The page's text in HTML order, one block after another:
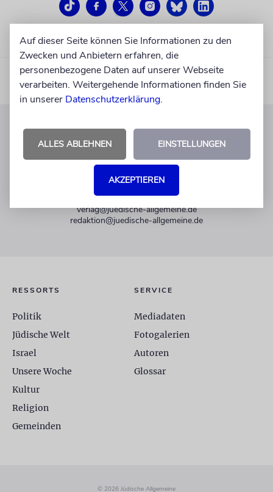
KUNDENSERVICE
+49 30 275833 0
Mo-Do 9-17 Uhr
verlag@juedische-allgemeine.de
redaktion@juedische-allgemeine.de
RESSORTS
Politik
Jüdische Welt
Israel
Unsere Woche
Kultur
Religion
Gemeinden
SERVICE
Mediadaten
Fotogalerien
Autoren
Glossar
© 2026 Jüdische Allgemeine
Auf dieser Seite können Sie Informationen zu den
Zwecken und Anbietern erfahren, die
personenbezogene Daten auf unserer Webseite
verarbeiten. Weitergehende Informationen finden Sie
in unserer Datenschutzerklärung.
ALLES ABLEHNEN EINSTELLUNGEN
AKZEPTIEREN